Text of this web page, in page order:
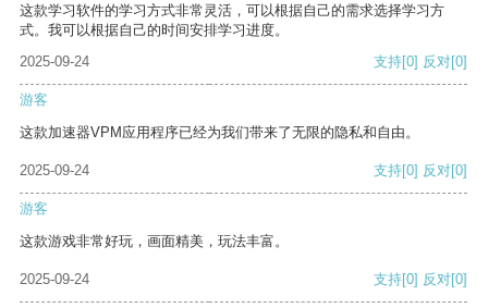
这款学习软件的学习方式非常灵活，可以根据自己的需求选择学习方
式。我可以根据自己的时间安排学习进度。
2025-09-24
支持[0] 反对[0]
游客
这款加速器VPM应用程序已经为我们带来了无限的隐私和自由。
2025-09-24 支持[0] 反对[0]
游客
这款游戏非常好玩，画面精美，玩法丰富。
2025-09-24 支持[0] 反对[0]